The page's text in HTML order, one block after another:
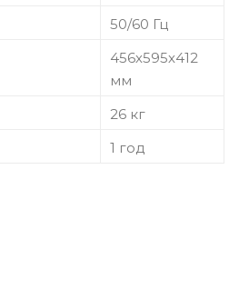
50/60 Гц
456х595х412
мм
26 кг
1 год